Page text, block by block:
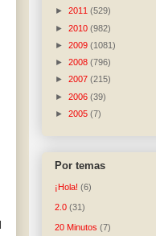
► 2011 (529)
► 2010 (982)
► 2009 (1081)
► 2008 (796)
► 2007 (215)
► 2006 (39)
► 2005 (7)
Por temas
¡Hola! (6)
2.0 (31)
20 Minutos (7)